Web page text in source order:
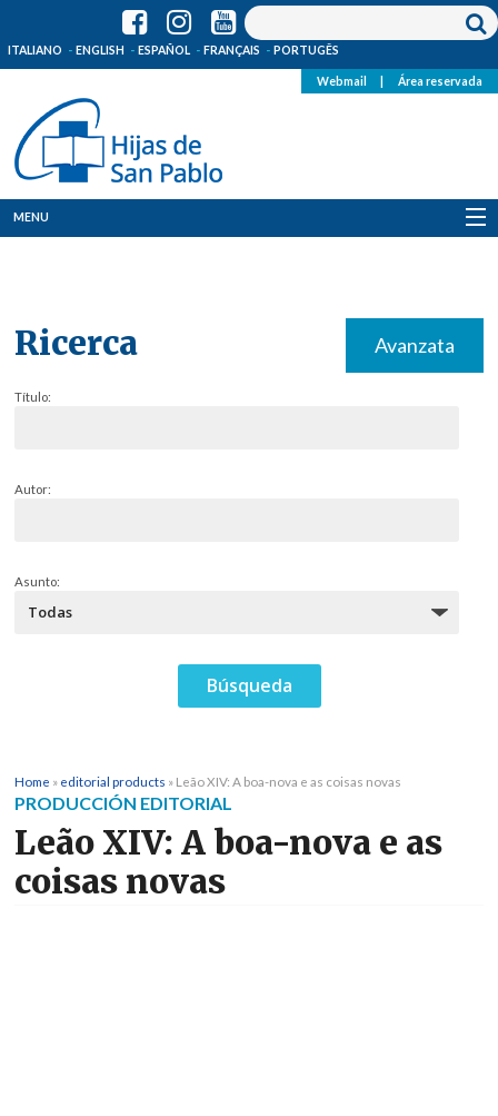
ITALIANO ENGLISH ESPAÑOL FRANÇAIS PORTUGÊS
Webmail Área reservada
MENU
Ricerca Avanzata
Título:
Autor:
Asunto:
Home » editorial products » Leão XIV: A boa-nova e as coisas novas
PRODUCCIÓN EDITORIAL
Leão XIV: A boa-nova e as
coisas novas